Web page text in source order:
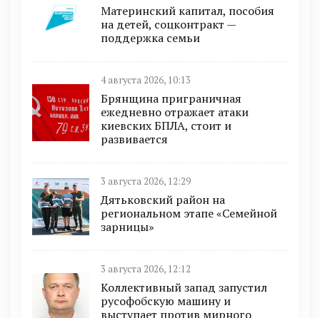
Материнский капитал, пособия
на детей, соцконтракт —
поддержка семьи
4 августа 2026, 10:13
Брянщина приграничная
ежедневно отражает атаки
киевских БПЛА, стоит и
развивается
3 августа 2026, 12:29
Дятьковский район на
региональном этапе «Семейной
зарницы»
3 августа 2026, 12:12
Коллективный запад запустил
русофобскую машину и
выступает против мирного